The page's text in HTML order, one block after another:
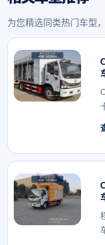
为您精选同类热门车型